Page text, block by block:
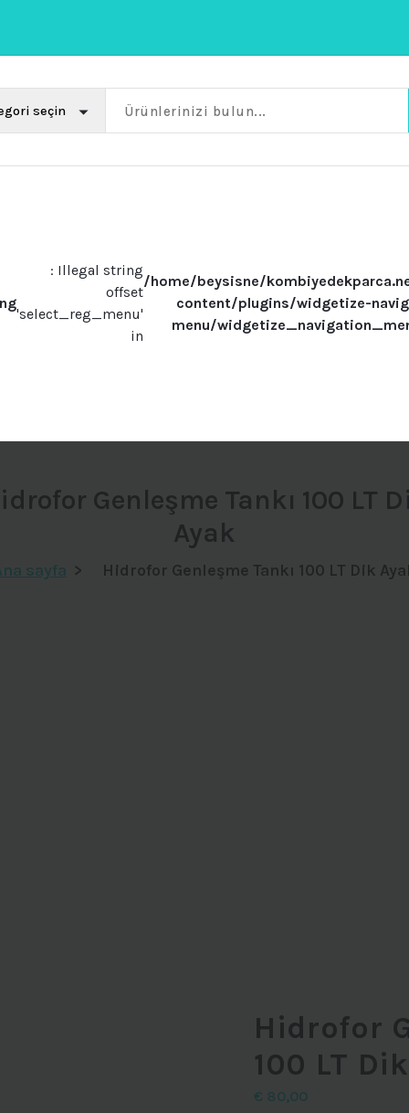
: Illegal string
offset
'select_reg_menu'
in
/home/beysisne/
content/plugins/widgetize-
menu/
Genleşme Tankı 100 LT
Ayak
sayfa > Hidrofor Genleşme Tankı 100 LT Dik
Hidrofor
100 LT
€ 80,00